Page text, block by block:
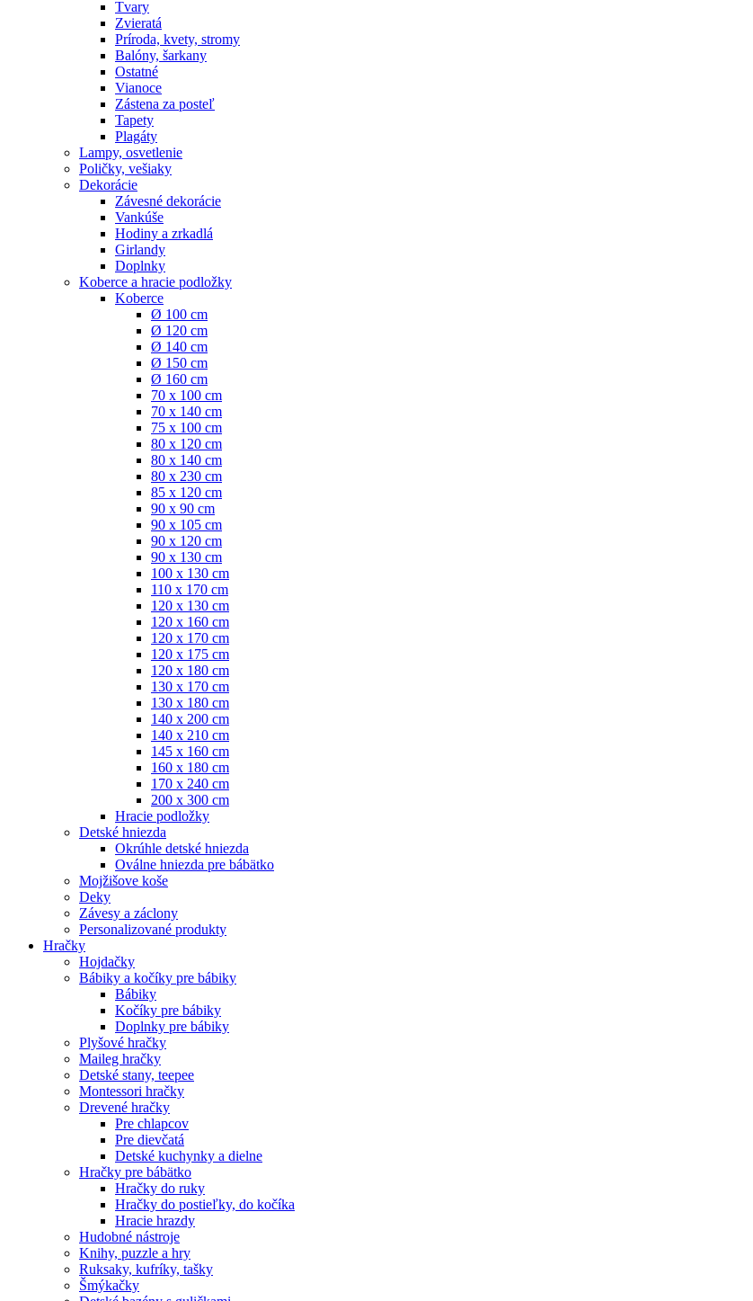
Tvary
Zvieratá
Príroda, kvety, stromy
Balóny, šarkany
Ostatné
Vianoce
Zástena za posteľ
Tapety
Plagáty
Lampy, osvetlenie
Poličky, vešiaky
Dekorácie
Závesné dekorácie
Vankúše
Hodiny a zrkadlá
Girlandy
Doplnky
Koberce a hracie podložky
Koberce
Ø 100 cm
Ø 120 cm
Ø 140 cm
Ø 150 cm
Ø 160 cm
70 x 100 cm
70 x 140 cm
75 x 100 cm
80 x 120 cm
80 x 140 cm
80 x 230 cm
85 x 120 cm
90 x 90 cm
90 x 105 cm
90 x 120 cm
90 x 130 cm
100 x 130 cm
110 x 170 cm
120 x 130 cm
120 x 160 cm
120 x 170 cm
120 x 175 cm
120 x 180 cm
130 x 170 cm
130 x 180 cm
140 x 200 cm
140 x 210 cm
145 x 160 cm
160 x 180 cm
170 x 240 cm
200 x 300 cm
Hracie podložky
Detské hniezda
Okrúhle detské hniezda
Oválne hniezda pre bábätko
Mojžišove koše
Deky
Závesy a záclony
Personalizované produkty
Hračky
Hojdačky
Bábiky a kočíky pre bábiky
Bábiky
Kočíky pre bábiky
Doplnky pre bábiky
Plyšové hračky
Maileg hračky
Detské stany, teepee
Montessori hračky
Drevené hračky
Pre chlapcov
Pre dievčatá
Detské kuchynky a dielne
Hračky pre bábätko
Hračky do ruky
Hračky do postieľky, do kočíka
Hracie hrazdy
Hudobné nástroje
Knihy, puzzle a hry
Ruksaky, kufríky, tašky
Šmýkačky